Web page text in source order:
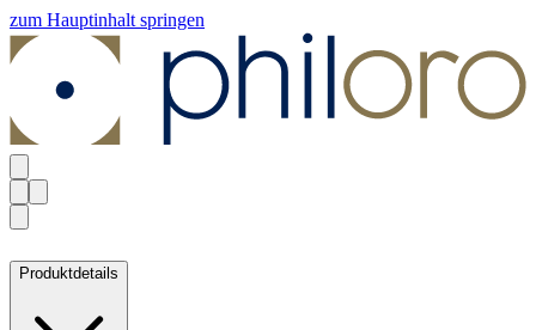
zum Hauptinhalt springen
Produktdetails